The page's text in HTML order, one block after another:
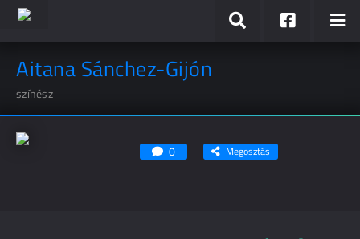
Aitana Sánchez-Gijón
színész
0 Megosztás